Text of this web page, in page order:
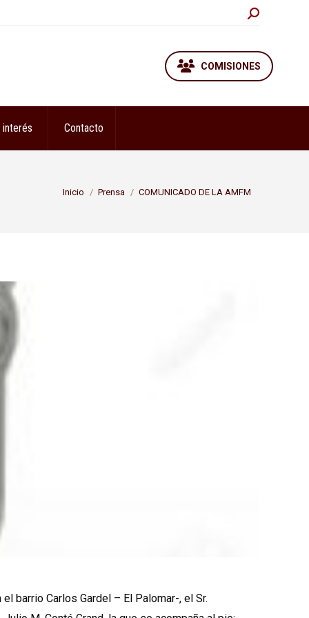
Buscar:
COMISIONES
Contacto
Estás aquí:
Inicio Prensa COMUNICADO DE LA AMFM
barrio Carlos Gardel – El Palomar-, el Sr.